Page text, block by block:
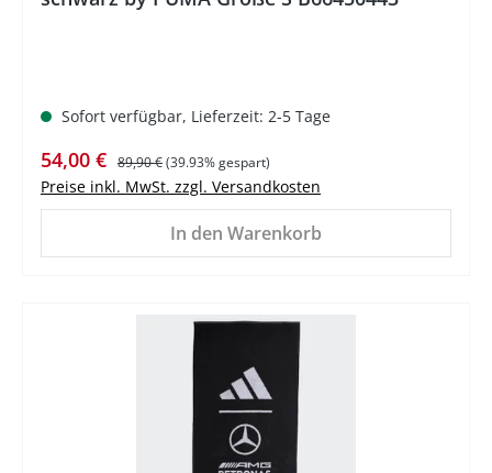
Sofort verfügbar, Lieferzeit: 2-5 Tage
Verkaufspreis:
54,00 € Regulärer Preis:
89,90 €(39.93% gespart)
Preise inkl. MwSt. zzgl. Versandkosten
In den Warenkorb